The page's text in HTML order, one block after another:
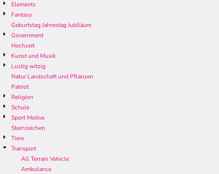
Elements
Fantasy
Geburtstag Jahrestag Jubiläum
Government
Hochzeit
Kunst und Musik
Lustig witzig
Natur Landschaft und Pflanzen
Patriot
Religion
Schule
Sport Motive
Sternzeichen
Tiere
Transport
All Terrain Vehicle
Ambulance